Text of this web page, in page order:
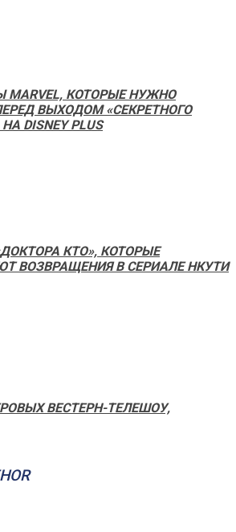
MARVEL, КОТОРЫЕ НУЖНО
ВЫХОДОМ «СЕКРЕТНОГО
DISNEY PLUS
КТО», КОТОРЫЕ
ВОЗВРАЩЕНИЯ В СЕРИАЛЕ НКУТИ
ВЕСТЕРН-ТЕЛЕШОУ,